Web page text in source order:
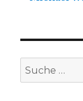
Suche
nach: